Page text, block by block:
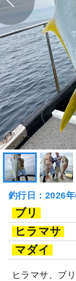
釣行日：2026
ブリ
ヒラマサ
マダイ
ヒラマサ、ブ